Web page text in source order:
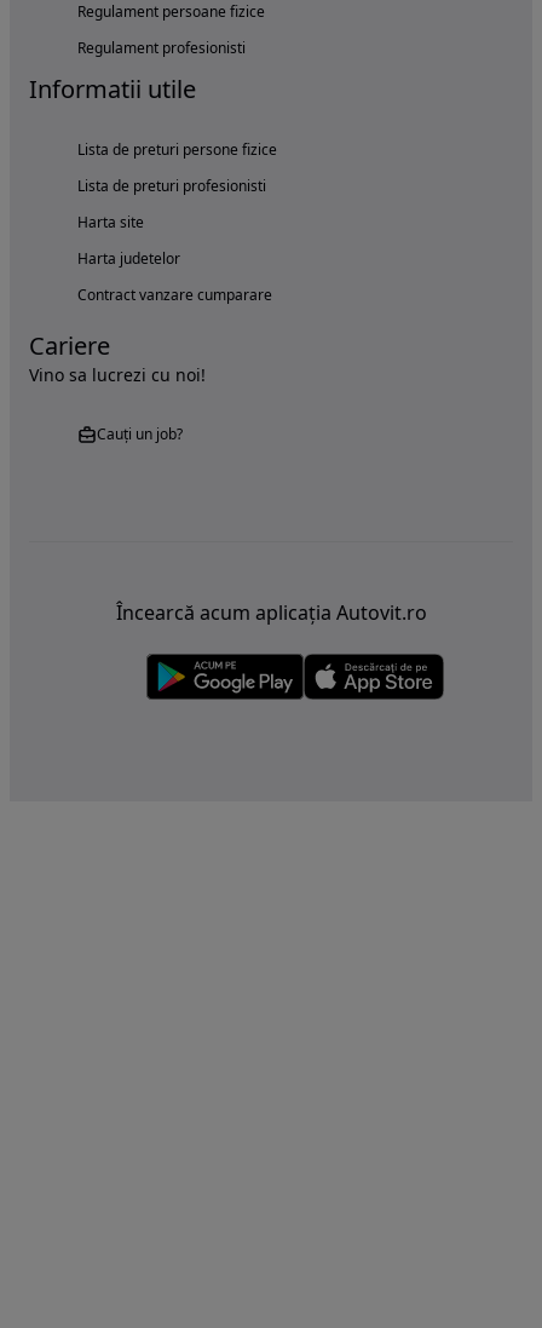
Regulament persoane fizice
Regulament profesionisti
Informatii utile
Lista de preturi persone fizice
Lista de preturi profesionisti
Harta site
Harta judetelor
Contract vanzare cumparare
Cariere
Vino sa lucrezi cu noi!
Cauți un job?
Încearcă acum aplicația Autovit.ro